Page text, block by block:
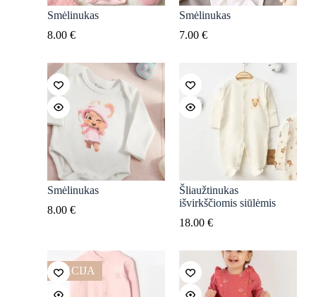
Smėlinukas
8.00 €
Smėlinukas
7.00 €
Smėlinukas
8.00 €
Šliaužtinukas
išvirkščiomis siūlėmis
18.00 €
AKCIJA